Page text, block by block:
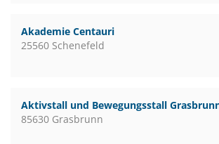
Akademie Centauri
25560 Schenefeld
Aktivstall und Bewegungsstall
85630 Grasbrunn